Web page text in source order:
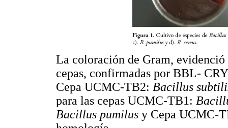
La coloración de Gram,
cepas, confirmadas por BBL-
Cepa UCMC-TB2: Bacillus
para las cepas UCMC-TB1:
Bacillus pumilus y Cepa UCMC-